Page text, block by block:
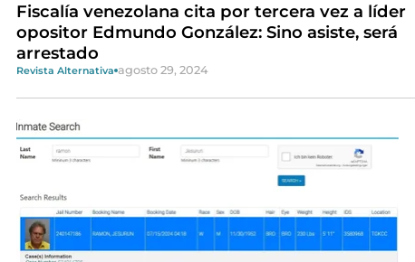
Fiscalía venezolana cita por tercera vez a líder
opositor Edmundo González: Sino asiste, será
arrestado
Revista Alternativa agosto 29, 2024